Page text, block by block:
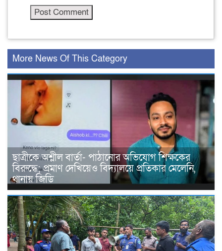
More News Of This Category
ছাত্রীকে অশ্লীল বার্তা- পাঠানোর অভিযোগ শিক্ষকের
বিরুদ্ধে; প্রমাণ দেখিয়েও বিদ্যালয়ে প্রতিকার মেলেনি,
থানায় জিডি